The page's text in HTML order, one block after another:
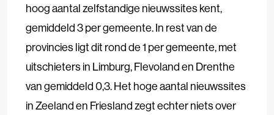
hoog aantal zelfstandige nieuwssites kent,
gemiddeld 3 per gemeente. In rest van de
provincies ligt dit rond de 1 per gemeente, met
uitschieters in Limburg, Flevoland en Drenthe
van gemiddeld 0,3. Het hoge aantal nieuwssites
in Zeeland en Friesland zegt echter niets over